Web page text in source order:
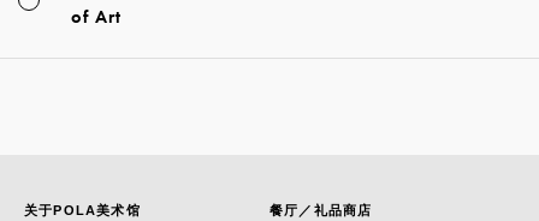
of Art
关于POLA美术馆 餐厅／礼品商店